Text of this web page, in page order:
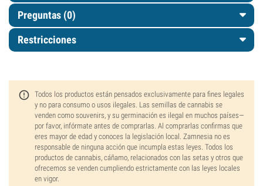
Preguntas (0)
Restricciones
Todos los productos están pensados exclusivamente para fines legales
y no para consumo o usos ilegales. Las semillas de cannabis se
venden como souvenirs, y su germinación es ilegal en muchos países—
por favor, infórmate antes de comprarlas. Al comprarlas confirmas que
eres mayor de edad y conoces la legislación local. Zamnesia no es
responsable de ninguna acción que incumpla estas leyes. Todos los
productos de cannabis, cáñamo, relacionados con las setas y otros que
ofrecemos se venden cumpliendo estrictamente con las leyes locales
en vigor.